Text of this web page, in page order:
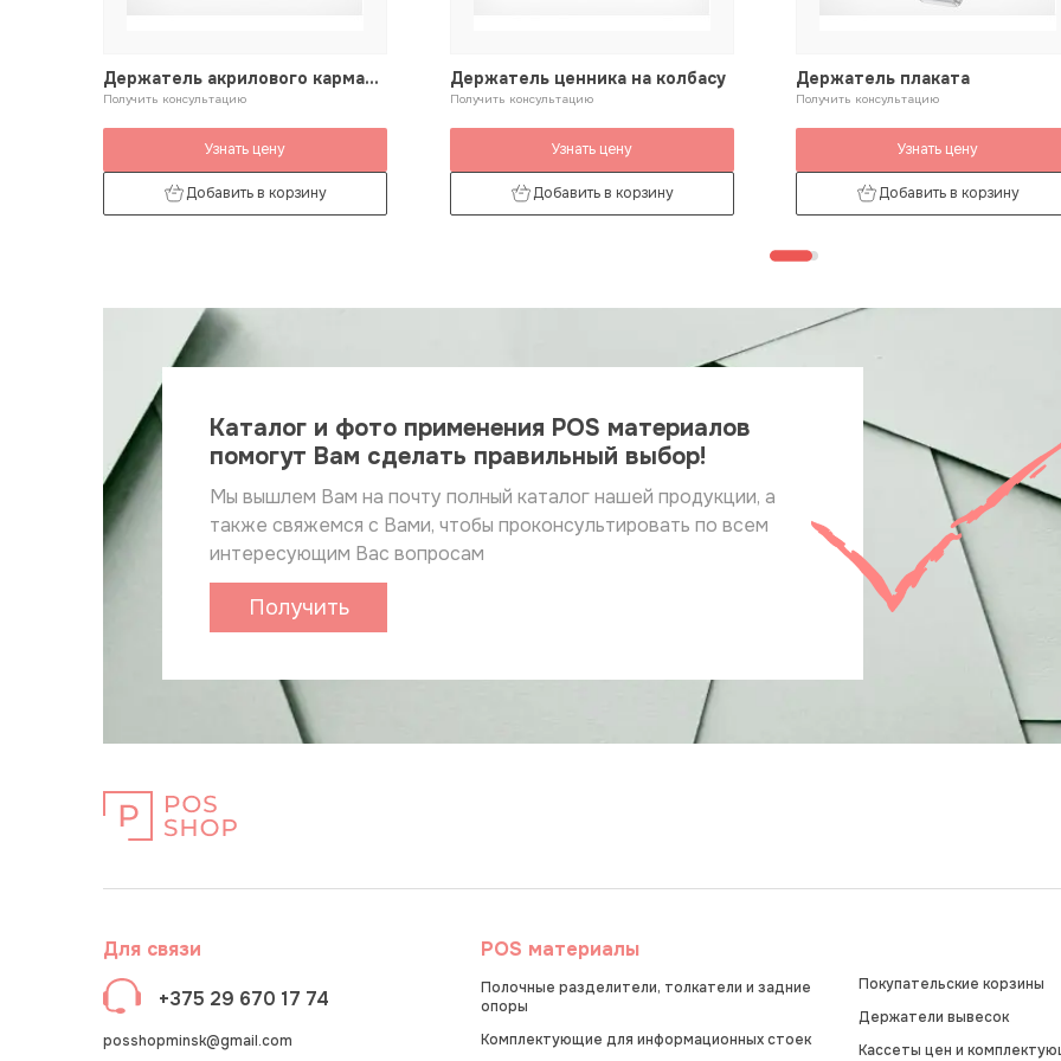
Держатель акрилового кармана
210 мм
Получить консультацию
Узнать цену
Добавить в корзину
Держатель ценника на колбасу
Получить консультацию
Узнать цену
Добавить в корзину
Держатель плаката
Получить консультацию
Узнать цену
Добавить в корзину
Каталог и фото применения POS материалов
помогут Вам сделать правильный выбор!
Мы вышлем Вам на почту полный каталог нашей продукции, а
также свяжемся с Вами, чтобы проконсультировать по всем
интересующим Вас вопросам
Получить
Для связи
+375 29 670 17 74
posshopminsk@gmail.com
POS материалы
Полочные разделители, толкатели и задние
опоры
Комплектующие для информационных стоек
Покупательские корзины
Держатели вывесок
Кассеты цен и